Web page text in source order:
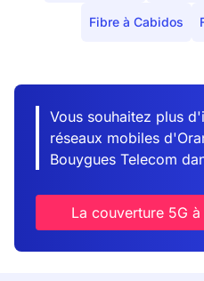
Fibre à Cabidos
Vous souhaitez plus
réseaux mobiles
Bouygues Telecom
La couverture 5G